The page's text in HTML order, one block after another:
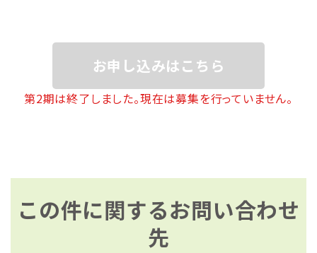
お申し込みはこちら
第2期は終了しました。現在は募集を行っていません。
この件に関するお問い合わせ
先